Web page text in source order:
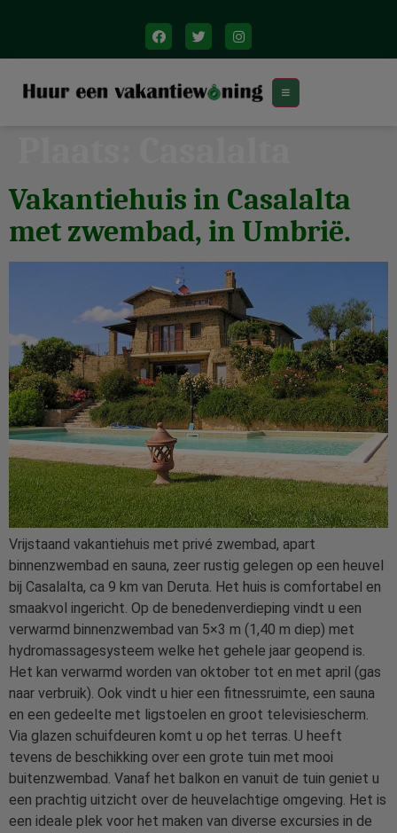
Vakantiehuis in Casalalta
met zwembad, in Umbrië.
Vrijstaand vakantiehuis met privé zwembad, apart
binnenzwembad en sauna, zeer rustig gelegen op een heuvel
bij Casalalta, ca 9 km van Deruta. Het huis is comfortabel en
smaakvol ingericht. Op de benedenverdieping vindt u een
verwarmd binnenzwembad van 5×3 m (1,40 m diep) met
hydromassagesysteem welke het gehele jaar geopend is.
Het kan verwarmd worden van oktober tot en met april (gas
naar verbruik). Ook vindt u hier een fitnessruimte, een sauna
en een gedeelte met ligstoelen en groot televisiescherm.
Via glazen schuifdeuren komt u op het terras. U heeft
tevens de beschikking over een grote tuin met mooi
buitenzwembad. Vanaf het balkon en vanuit de tuin geniet u
een prachtig uitzicht over de heuvelachtige omgeving. Het is
een ideale plek voor het maken van diverse excursies in de